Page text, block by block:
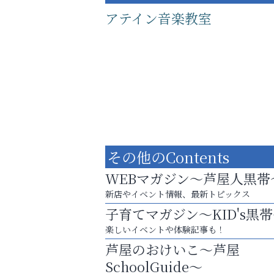
アテイン音楽教室
あなたらしく奏でる、音楽の時間
南芦屋浜皮膚科クリニック
その他のContents
WEBマガジン～芦屋人黒帯
新店やイベント情報、最新トピックス
子育てマガジン～KID's黒
楽しいイベントや体験記事も！
芦屋のおけいこ～芦屋
SchoolGuide～